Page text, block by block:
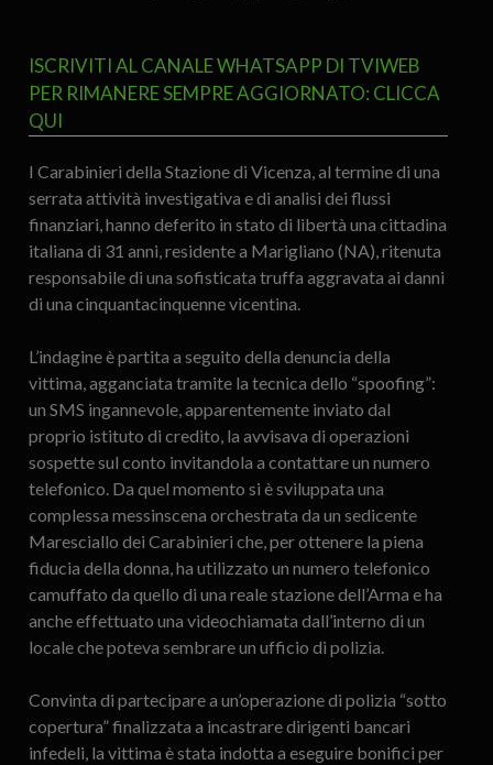
ISCRIVITI AL CANALE WHATSAPP DI TVIWEB
PER RIMANERE SEMPRE AGGIORNATO: CLICCA
QUI
I Carabinieri della Stazione di Vicenza, al termine di una
serrata attività investigativa e di analisi dei flussi
finanziari, hanno deferito in stato di libertà una cittadina
italiana di 31 anni, residente a Marigliano (NA), ritenuta
responsabile di una sofisticata truffa aggravata ai danni
di una cinquantacinquenne vicentina.
L’indagine è partita a seguito della denuncia della
vittima, agganciata tramite la tecnica dello “spoofing”:
un SMS ingannevole, apparentemente inviato dal
proprio istituto di credito, la avvisava di operazioni
sospette sul conto invitandola a contattare un numero
telefonico. Da quel momento si è sviluppata una
complessa messinscena orchestrata da un sedicente
Maresciallo dei Carabinieri che, per ottenere la piena
fiducia della donna, ha utilizzato un numero telefonico
camuffato da quello di una reale stazione dell’Arma e ha
anche effettuato una videochiamata dall’interno di un
locale che poteva sembrare un ufficio di polizia.
Convinta di partecipare a un’operazione di polizia “sotto
copertura” finalizzata a incastrare dirigenti bancari
infedeli, la vittima è stata indotta a eseguire bonifici per